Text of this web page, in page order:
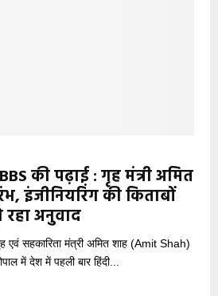
की पढ़ाई : गृह मंत्री अमित
इंजीनियरिंग की किताबों
अनुवाद
सहकारिता मंत्री अमित शाह (Amit Shah)
में देश में पहली बार हिंदी...